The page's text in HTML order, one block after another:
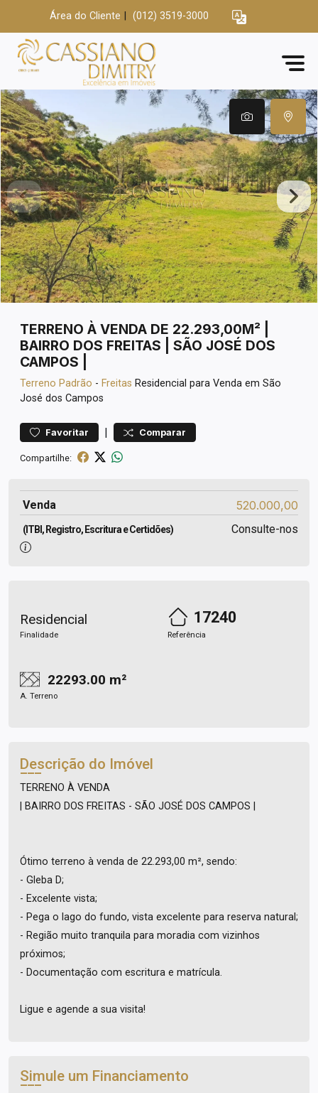
Área do Cliente (012) 3519-3000
TERRENO À VENDA DE 22.293,00M² |
BAIRRO DOS FREITAS | SÃO JOSÉ DOS
CAMPOS |
Terreno Padrão - Freitas Residencial para Venda em São
José dos Campos
Favoritar | Comparar
Compartilhe:
Venda 520.000,00
(ITBI, Registro, Escritura e Certidões) Consulte-nos
Residencial
Finalidade
17240
Referência
22293.00 m²
A. Terreno
Descrição do Imóvel
TERRENO À VENDA
| BAIRRO DOS FREITAS - SÃO JOSÉ DOS CAMPOS |
Ótimo terreno à venda de 22.293,00 m², sendo:
- Gleba D;
- Excelente vista;
- Pega o lago do fundo, vista excelente para reserva natural;
- Região muito tranquila para moradia com vizinhos
próximos;
- Documentação com escritura e matrícula.
Ligue e agende a sua visita!
Simule um Financiamento